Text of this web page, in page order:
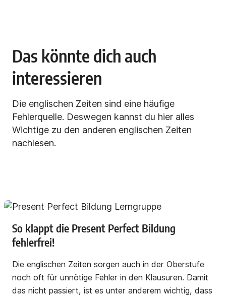
Das könnte dich auch
interessieren
Die englischen Zeiten sind eine häufige
Fehlerquelle. Deswegen kannst du hier alles
Wichtige zu den anderen englischen Zeiten
nachlesen.
So klappt die Present Perfect Bildung
fehlerfrei!
Die englischen Zeiten sorgen auch in der Oberstufe
noch oft für unnötige Fehler in den Klausuren. Damit
das nicht passiert, ist es unter anderem wichtig, dass